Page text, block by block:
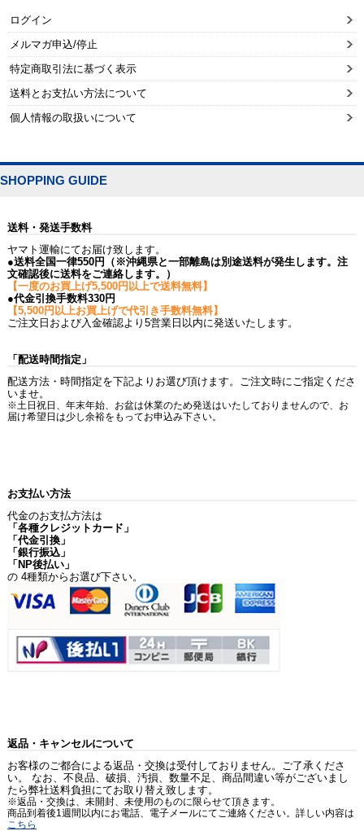
ログイン
メルマガ申込/停止
特定商取引法に基づく表示
送料とお支払い方法について
個人情報の取扱いについて
SHOPPING GUIDE
送料・発送手数料
ヤマト運輸にてお届け致します。
●送料全国一律550円（※沖縄県と一部離島は別途送料が発生します。注
文確認後に送料をご連絡します。）
【一度のお買上げ5,500円以上で送料無料】
●代金引換手数料330円
【5,500円以上お買上げで代引き手数料無料】
ご注文日および入金確認より5営業日以内に発送いたします。
「配送時間指定」
配送方法・時間指定を下記よりお選び頂けます。ご注文時にご指定くださ
いませ。
※土日祝日、年末年始、お盆は休業のため発送はいたしておりませんので、お
届け希望日は少し余裕をもってお申込み下さい。
お支払い方法
代金のお支払方法は
「各種クレジットカード」
「代金引換」
「銀行振込」
「NP後払い」
の 4種類からお選び下さい。
返品・キャンセルについて
お客様のご都合による返品・交換は受付しておりません。ご了承くださ
い。 なお、不良品、破損、汚損、数量不足、商品間違い等がございまし
たら弊社送料負担にてお取り替え致します。
※返品・交換は、未開封、未使用のものに限らせて頂きます。
商品到着後1週間以内にお電話、電子メールにてご連絡ください。詳しい内容は
こちら